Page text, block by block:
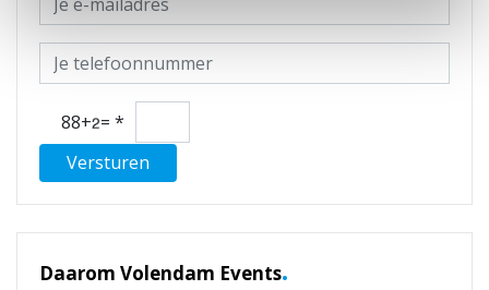
88+ = *
Versturen
Daarom Volendam Events.